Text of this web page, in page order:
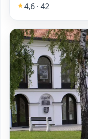
4,6 · 42